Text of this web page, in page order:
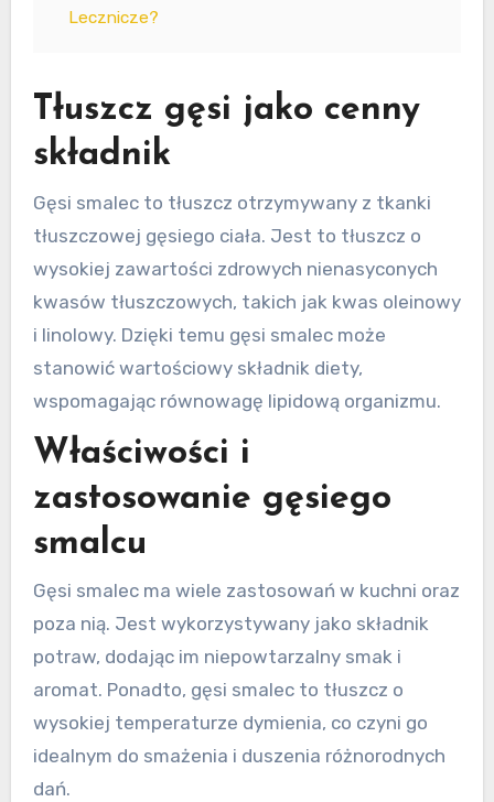
Lecznicze?
Tłuszcz gęsi jako cenny
składnik
Gęsi smalec to tłuszcz otrzymywany z tkanki
tłuszczowej gęsiego ciała. Jest to tłuszcz o
wysokiej zawartości zdrowych nienasyconych
kwasów tłuszczowych, takich jak kwas oleinowy
i linolowy. Dzięki temu gęsi smalec może
stanowić wartościowy składnik diety,
wspomagając równowagę lipidową organizmu.
Właściwości i
zastosowanie gęsiego
smalcu
Gęsi smalec ma wiele zastosowań w kuchni oraz
poza nią. Jest wykorzystywany jako składnik
potraw, dodając im niepowtarzalny smak i
aromat. Ponadto, gęsi smalec to tłuszcz o
wysokiej temperaturze dymienia, co czyni go
idealnym do smażenia i duszenia różnorodnych
dań.